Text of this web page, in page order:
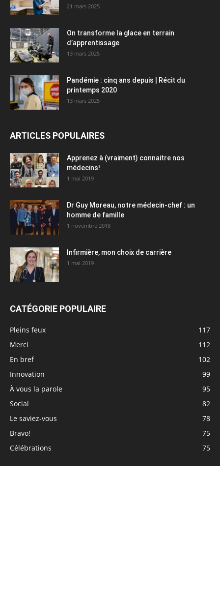
21 mars 2025
On transforme la glace en terrain
d’apprentissage
13 mars 2025
Pandémie : cinq ans depuis | Récit du
printemps 2020
13 mars 2025
ARTICLES POPULAIRES
Apprenez à (vraiment) connaitre nos
médecins!
1 mai 2019
Dr Guy Moreau, notre médecin-chef : un
homme de famille
1 novembre 2018
Infirmière, mon choix de carrière
1 mai 2019
CATÉGORIE POPULAIRE
Pleins feux
117
Merci
112
En bref
102
Innovation
99
À vous la parole
95
Social
82
Le saviez-vous
78
Bravo!
75
Célébrations
75